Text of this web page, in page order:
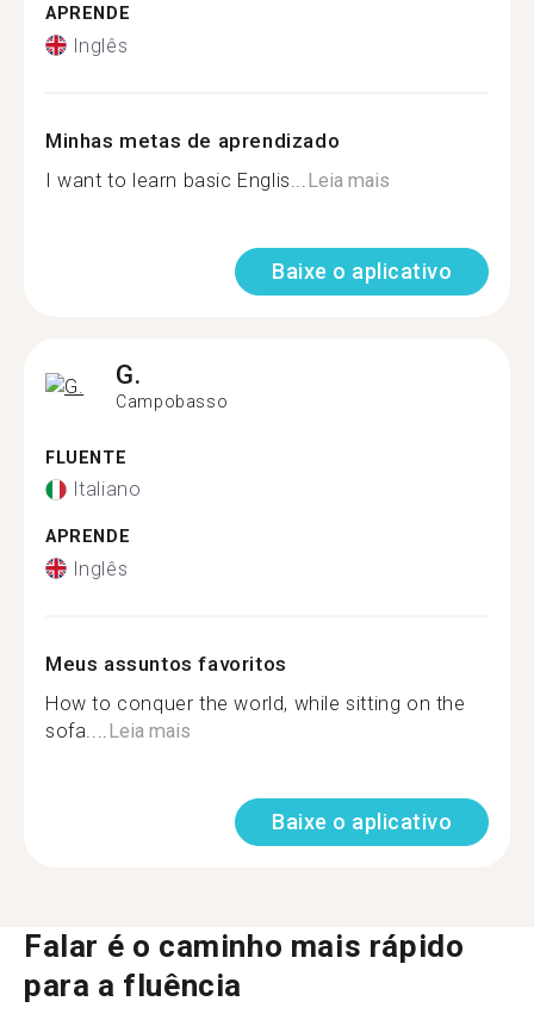
APRENDE
Inglês
Minhas metas de aprendizado
I want to learn basic Englis... Leia mais
Baixe o aplicativo
G.
Campobasso
FLUENTE
Italiano
APRENDE
Inglês
Meus assuntos favoritos
How to conquer the world, while sitting on the
sofa.... Leia mais
Baixe o aplicativo
Falar é o caminho mais rápido
para a fluência